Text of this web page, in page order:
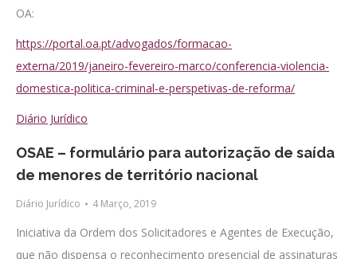
OA:
https://portal.oa.pt/advogados/formacao-
externa/2019/janeiro-fevereiro-marco/conferencia-violencia-
domestica-politica-criminal-e-perspetivas-de-reforma/
Diário Jurídico
OSAE – formulário para autorização de saída
de menores de território nacional
Diário Jurídico 4 Março, 2019
Iniciativa da Ordem dos Solicitadores e Agentes de Execução,
que não dispensa o reconhecimento presencial de assinaturas